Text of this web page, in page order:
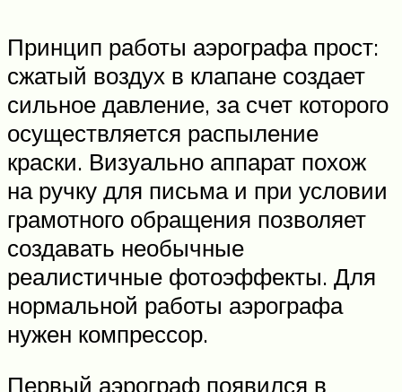
Принцип работы аэрографа прост:
сжатый воздух в клапане создает
сильное давление, за счет которого
осуществляется распыление
краски. Визуально аппарат похож
на ручку для письма и при условии
грамотного обращения позволяет
создавать необычные
реалистичные фотоэффекты. Для
нормальной работы аэрографа
нужен компрессор.
Первый аэрограф появился в